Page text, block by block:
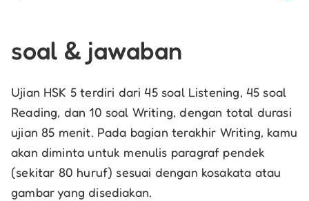
soal & jawaban
Ujian HSK 5 terdiri dari 45 soal Listening, 45 soal
Reading, dan 10 soal Writing, dengan total durasi
ujian 85 menit. Pada bagian terakhir Writing, kamu
akan diminta untuk menulis paragraf pendek
(sekitar 80 huruf) sesuai dengan kosakata atau
gambar yang disediakan.